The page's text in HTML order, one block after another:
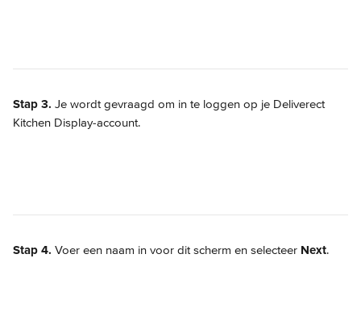
Stap 3. Je wordt gevraagd om in te loggen op je Deliverect
Kitchen Display-account.
Stap 4. Voer een naam in voor dit scherm en selecteer Next.